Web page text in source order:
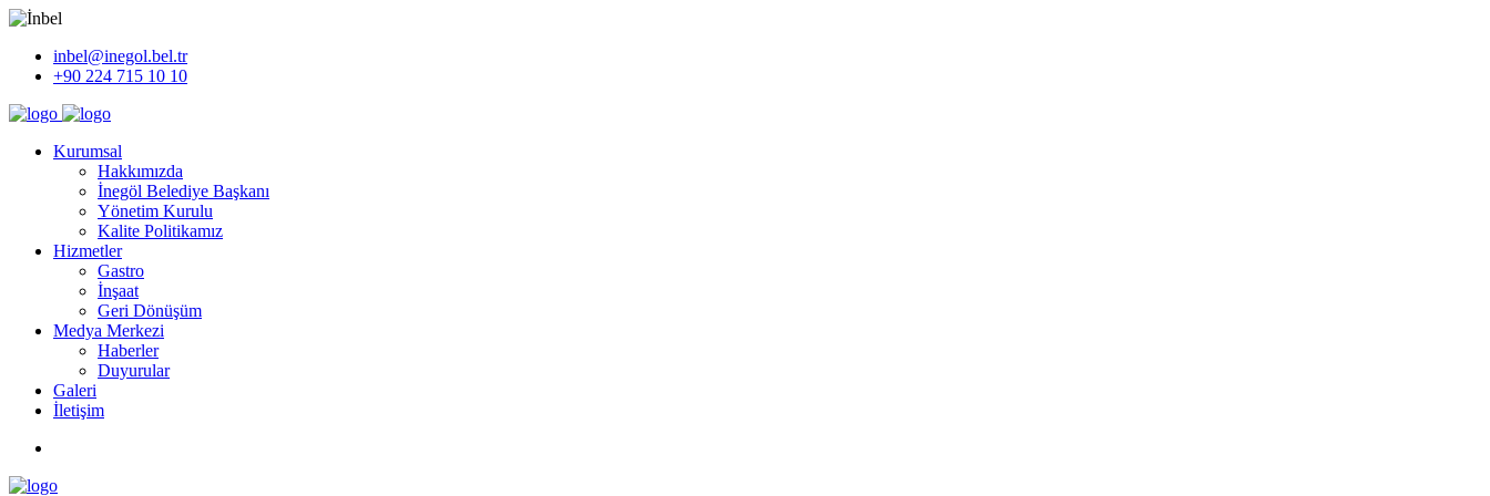
inbel@inegol.bel.tr
+90 224 715 10 10
Kurumsal
Hakkımızda
İnegöl Belediye Başkanı
Yönetim Kurulu
Kalite Politikamız
Hizmetler
Gastro
İnşaat
Geri Dönüşüm
Medya Merkezi
Haberler
Duyurular
Galeri
İletişim